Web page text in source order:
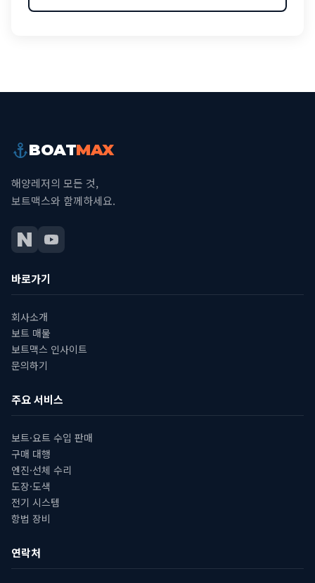
BOATMAX
해양레저의 모든 것,
보트맥스와 함께하세요.
바로가기
회사소개
보트 매물
보트맥스 인사이트
문의하기
주요 서비스
보트·요트 수입 판매
구매 대행
엔진·선체 수리
도장·도색
전기 시스템
항법 장비
연락처